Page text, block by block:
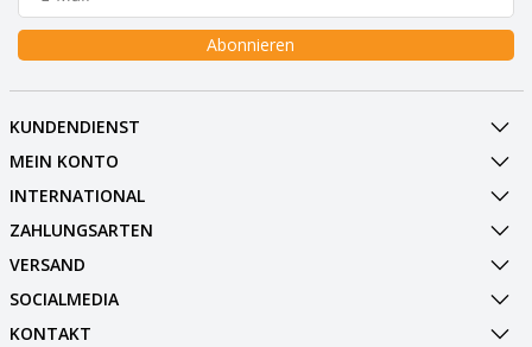
Abonnieren
KUNDENDIENST
MEIN KONTO
INTERNATIONAL
ZAHLUNGSARTEN
VERSAND
SOCIALMEDIA
KONTAKT